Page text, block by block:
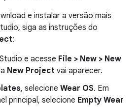
e instalar a versão mais
siga as instruções do
:
e acesse File > New > New
New Project vai aparecer.
, selecione Wear OS. Em
principal, selecione Empty Wear